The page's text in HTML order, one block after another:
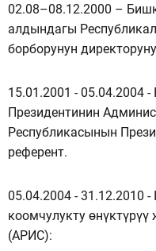
02.08–08.12.2000 –
алдындагы
борборунун
15.01.2001 - 05.04.2004
Президентинин
Республикасынын
референт.
05.04.2004 - 31.12.2010
коомчулукту өнүктүрүү
(АРИС):